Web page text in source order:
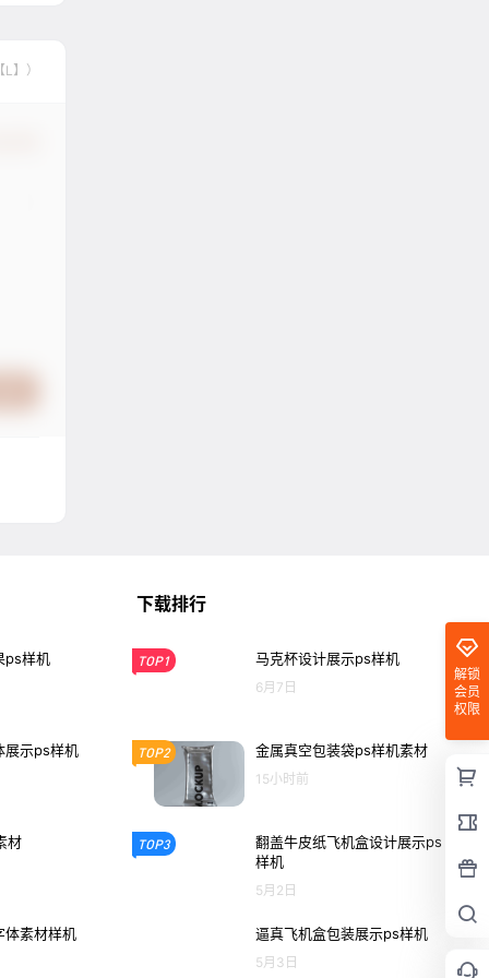
】）
解锁
会员
权限
ps样机
展示ps样机
材
体素材样机
下载排行
TOP1 马克杯设计展示ps样机
6月7日
TOP2 金属真空包装袋ps样机素材
15小时前
TOP3
翻盖牛皮纸飞机盒设计展示ps
样机
5月2日
逼真飞机盒包装展示ps样机
5月3日